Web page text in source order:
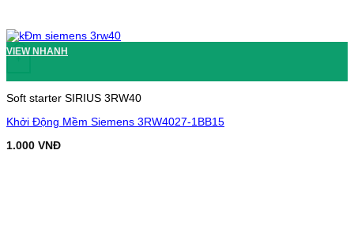
+
VIEW NHANH
Soft starter SIRIUS 3RW40
Khởi Động Mềm Siemens 3RW4027-1BB15
1.000 VNĐ